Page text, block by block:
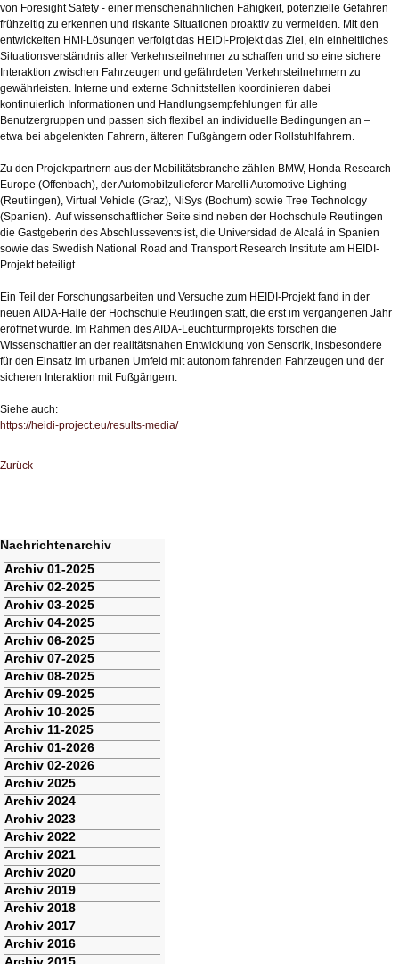
von Foresight Safety - einer menschenähnlichen Fähigkeit, potenzielle Gefahren
frühzeitig zu erkennen und riskante Situationen proaktiv zu vermeiden. Mit den
entwickelten HMI-Lösungen verfolgt das HEIDI-Projekt das Ziel, ein einheitliches
Situationsverständnis aller Verkehrsteilnehmer zu schaffen und so eine sichere
Interaktion zwischen Fahrzeugen und gefährdeten Verkehrsteilnehmern zu
gewährleisten. Interne und externe Schnittstellen koordinieren dabei
kontinuierlich Informationen und Handlungsempfehlungen für alle
Benutzergruppen und passen sich flexibel an individuelle Bedingungen an –
etwa bei abgelenkten Fahrern, älteren Fußgängern oder Rollstuhlfahrern.
Zu den Projektpartnern aus der Mobilitätsbranche zählen BMW, Honda Research
Europe (Offenbach), der Automobilzulieferer Marelli Automotive Lighting
(Reutlingen), Virtual Vehicle (Graz), NiSys (Bochum) sowie Tree Technology
(Spanien). Auf wissenschaftlicher Seite sind neben der Hochschule Reutlingen
die Gastgeberin des Abschlussevents ist, die Universidad de Alcalá in Spanien
sowie das Swedish National Road and Transport Research Institute am HEIDI-
Projekt beteiligt.
Ein Teil der Forschungsarbeiten und Versuche zum HEIDI-Projekt fand in der
neuen AIDA-Halle der Hochschule Reutlingen statt, die erst im vergangenen Jahr
eröffnet wurde. Im Rahmen des AIDA-Leuchtturmprojekts forschen die
Wissenschaftler an der realitätsnahen Entwicklung von Sensorik, insbesondere
für den Einsatz im urbanen Umfeld mit autonom fahrenden Fahrzeugen und der
sicheren Interaktion mit Fußgängern.
Siehe auch:
https://heidi-project.eu/results-media/
Zurück
Nachrichtenarchiv
Navigation
überspringen
Archiv 01-2025
Archiv 02-2025
Archiv 03-2025
Archiv 04-2025
Archiv 06-2025
Archiv 07-2025
Archiv 08-2025
Archiv 09-2025
Archiv 10-2025
Archiv 11-2025
Archiv 01-2026
Archiv 02-2026
Archiv 2025
Archiv 2024
Archiv 2023
Archiv 2022
Archiv 2021
Archiv 2020
Archiv 2019
Archiv 2018
Archiv 2017
Archiv 2016